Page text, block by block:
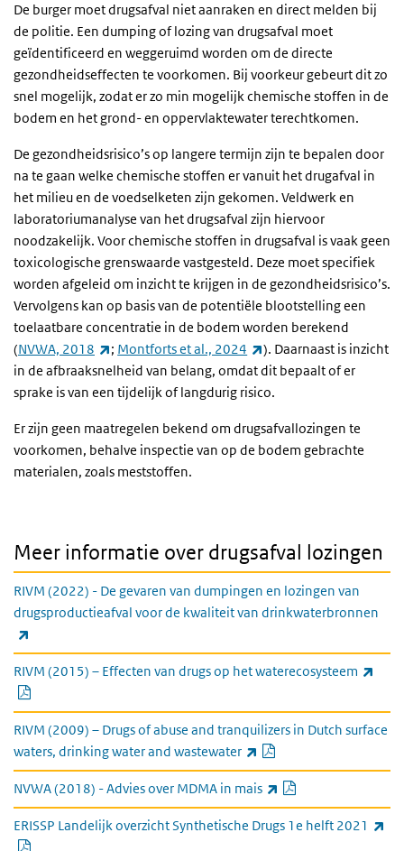
De burger moet drugsafval niet aanraken en direct melden bij
de politie. Een dumping of lozing van drugsafval moet
geïdentificeerd en weggeruimd worden om de directe
gezondheidseffecten te voorkomen. Bij voorkeur gebeurt dit zo
snel mogelijk, zodat er zo min mogelijk chemische stoffen in de
bodem en het grond- en oppervlaktewater terechtkomen.
De gezondheidsrisico’s op langere termijn zijn te bepalen door
na te gaan welke chemische stoffen er vanuit het drugafval in
het milieu en de voedselketen zijn gekomen. Veldwerk en
laboratoriumanalyse van het drugsafval zijn hiervoor
noodzakelijk. Voor chemische stoffen in drugsafval is vaak geen
toxicologische grenswaarde vastgesteld. Deze moet specifiek
worden afgeleid om inzicht te krijgen in de gezondheidsrisico’s.
Vervolgens kan op basis van de potentiële blootstelling een
toelaatbare concentratie in de bodem worden berekend
(NVWA, 2018 (externe link)
; Montforts et al., 2024 (externe link)
). Daarnaast is inzicht
in de afbraaksnelheid van belang, omdat dit bepaalt of er
sprake is van een tijdelijk of langdurig risico.
Er zijn geen maatregelen bekend om drugsafvallozingen te
voorkomen, behalve inspectie van op de bodem gebrachte
materialen, zoals meststoffen.
Meer informatie over drugsafval lozingen
RIVM (2022) - De gevaren van dumpingen en lozingen van
drugsproductieafval voor de kwaliteit van drinkwaterbronnen
RIVM (2015) – Effecten van drugs op het waterecosysteem
RIVM (2009) – Drugs of abuse and tranquilizers in Dutch surface
waters, drinking water and wastewater
NVWA (2018) - Advies over MDMA in mais
ERISSP Landelijk overzicht Synthetische Drugs 1e helft 2021